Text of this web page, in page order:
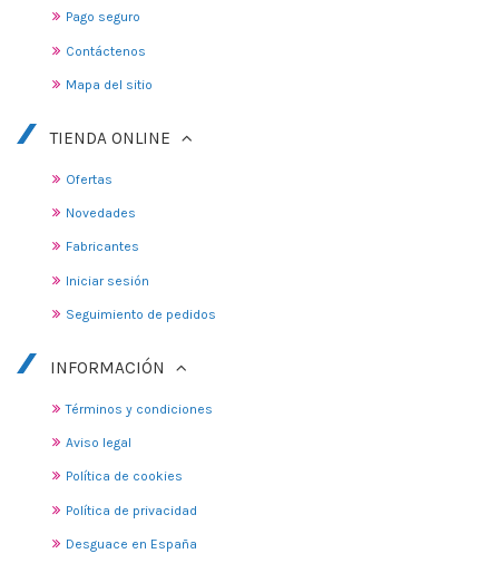
Pago seguro
Contáctenos
Mapa del sitio
TIENDA ONLINE
Ofertas
Novedades
Fabricantes
Iniciar sesión
Seguimiento de pedidos
INFORMACIÓN
Términos y condiciones
Aviso legal
Política de cookies
Política de privacidad
Desguace en España